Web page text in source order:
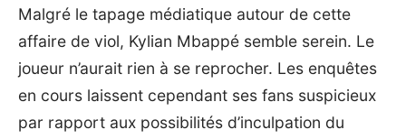
Malgré le tapage médiatique autour de cette
affaire de viol, Kylian Mbappé semble serein. Le
joueur n’aurait rien à se reprocher. Les enquêtes
en cours laissent cependant ses fans suspicieux
par rapport aux possibilités d’inculpation du